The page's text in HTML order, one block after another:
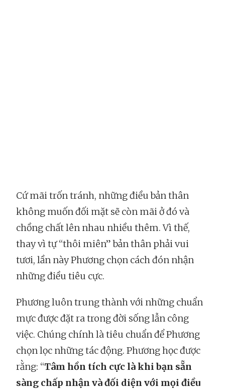
Cứ mãi trốn tránh, những điều bản thân
không muốn đối mặt sẽ còn mãi ở đó và
chồng chất lên nhau nhiều thêm. Vì thế,
thay vì tự “thôi miên” bản thân phải vui
tươi, lần này Phương chọn cách đón nhận
những điều tiêu cực.
Phương luôn trung thành với những chuẩn
mực được đặt ra trong đời sống lẫn công
việc. Chúng chính là tiêu chuẩn để Phương
chọn lọc những tác động. Phương học được
rằng: “Tâm hồn tích cực là khi bạn sẵn
sàng chấp nhận và đối diện với mọi điều